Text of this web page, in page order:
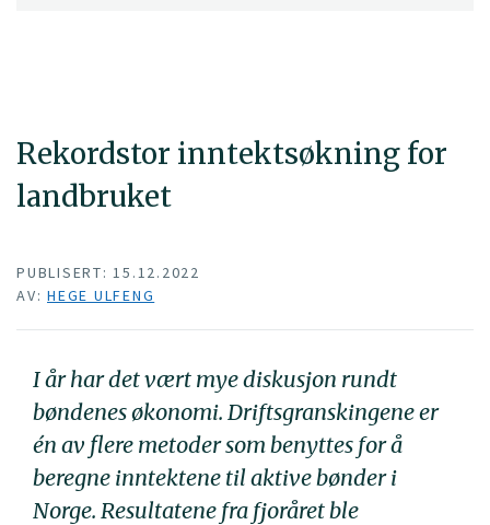
Rekordstor inntektsøkning for
landbruket
PUBLISERT: 15.12.2022
AV: HEGE ULFENG
I år har det vært mye diskusjon rundt
bøndenes økonomi. Driftsgranskingene er
én av flere metoder som benyttes for å
beregne inntektene til aktive bønder i
Norge. Resultatene fra fjoråret ble